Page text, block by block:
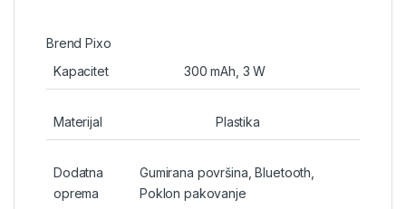
Brend Pixo
Kapacitet
300 mAh, 3 W
Materijal Plastika
Dodatna
oprema
Gumirana površina, Bluetooth,
Poklon pakovanje